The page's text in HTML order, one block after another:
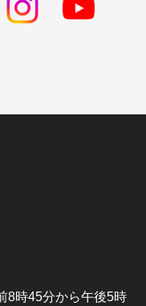
8時45分から午後5時